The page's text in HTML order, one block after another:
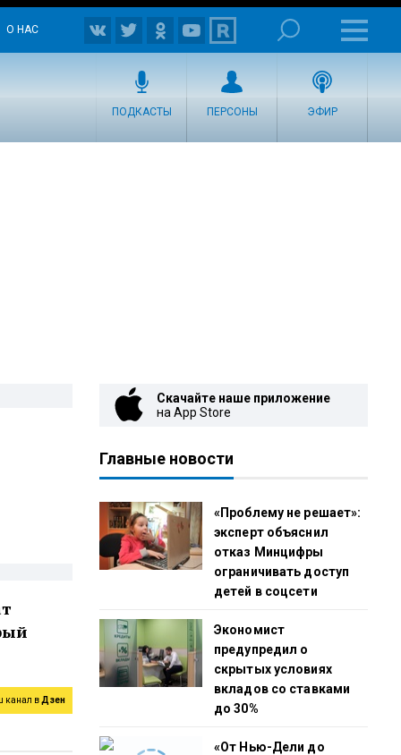
О НАС
ПОДКАСТЫ ПЕРСОНЫ ЭФИР
канал вДзен
Скачайте наше приложение
на App Store
Главные новости
«Проблему не решает»:
эксперт объяснил
отказ Минцифры
ограничивать доступ
детей в соцсети
Экономист
предупредил о
скрытых условиях
вкладов со ставками
до 30%
«От Нью-Дели до